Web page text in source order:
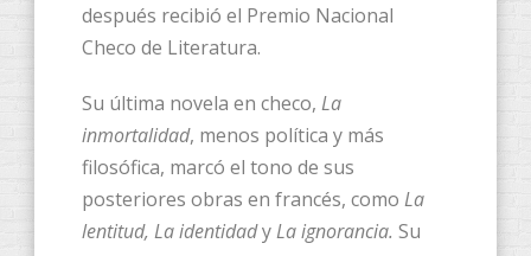
después recibió el Premio Nacional
Checo de Literatura.
Su última novela en checo, La
inmortalidad, menos política y más
filosófica, marcó el tono de sus
posteriores obras en francés, como La
lentitud, La identidadyLa ignorancia. Su